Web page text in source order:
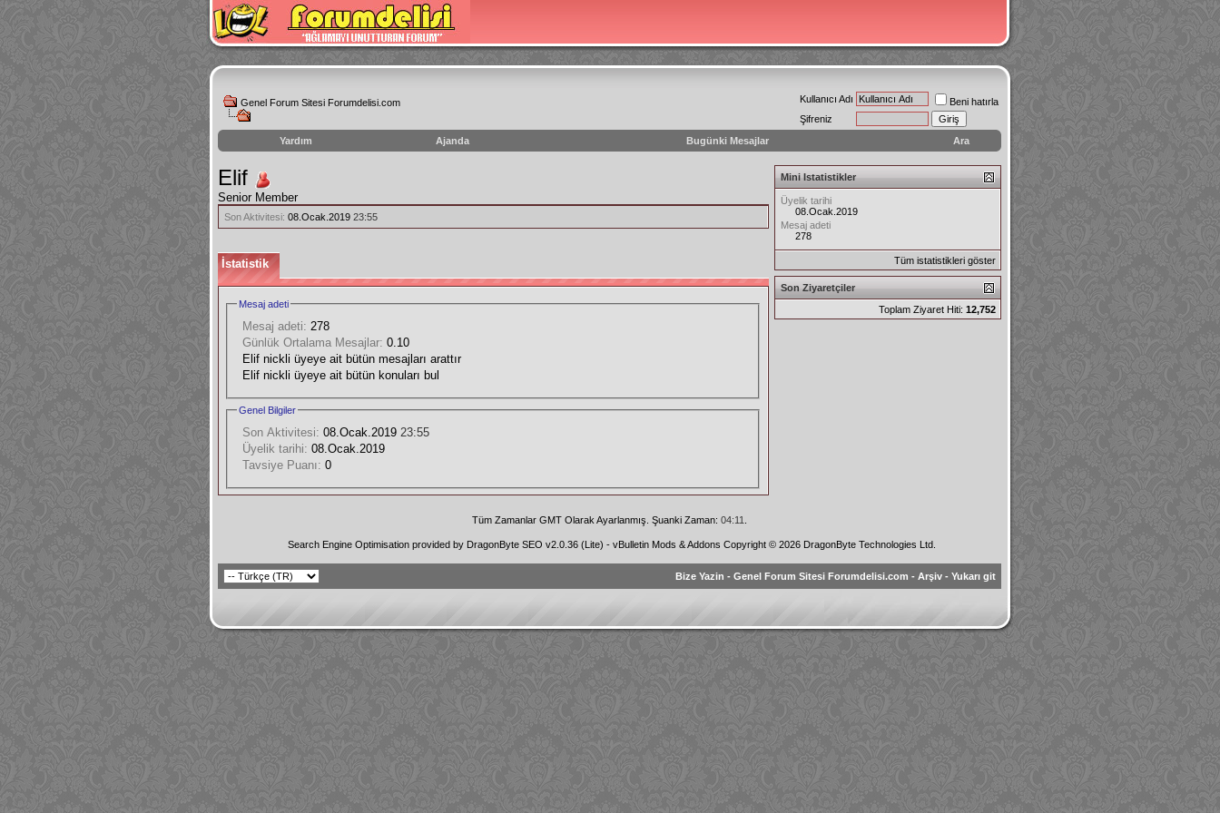
Genel Forum Sitesi Forumdelisi.com Kullanıcı Adı
Beni hatırla
Şifreniz
Yardım
Ajanda Bugünki Mesajlar Ara
instagram
izlenme
hilesi
Elif
Senior Member
Son Aktivitesi: 08.Ocak.2019 23:55
İstatistik
Mesaj adeti
Mesaj adeti: 278
Günlük Ortalama Mesajlar: 0.10
Elif nickli üyeye ait bütün mesajları arattır
Elif nickli üyeye ait bütün konuları bul
Genel Bilgiler
Son Aktivitesi: 08.Ocak.2019 23:55
Üyelik tarihi: 08.Ocak.2019
Tavsiye Puanı: 0
Mini Istatistikler
Üyelik tarihi
08.Ocak.2019
Mesaj adeti
278
Tüm istatistikleri göster
Son Ziyaretçiler
Toplam Ziyaret Hiti: 12,752
Tüm Zamanlar GMT Olarak Ayarlanmış. Şuanki Zaman: 04:11
Search Engine Optimisation provided by DragonByte SEO v2.0.36 (Lite) - vBulletin Mods & Addons Copyright © 2026 DragonByte Technologies Ltd.
Bize Yazin - Genel Forum Sitesi Forumdelisi.com - Arşiv - Yukarı git